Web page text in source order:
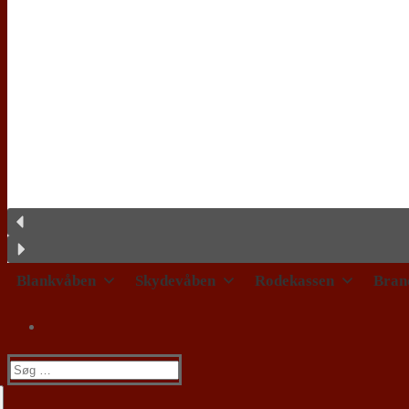
Blankvåben Skydevåben Rodekassen
Søg